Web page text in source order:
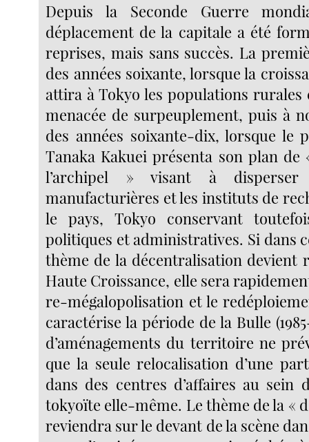
Depuis la Seconde Guerre
déplacement de la capitale a été
reprises, mais sans succès. La
des années soixante, lorsque la
attira à Tokyo les populations
menacée de surpeuplement, puis à
des années soixante-dix, lorsque le
Tanaka Kakuei présenta son plan de
l’archipel » visant à disperser
manufacturières et les instituts de
le pays, Tokyo conservant
politiques et administratives. Si dans
thème de la décentralisation devient
Haute Croissance, elle sera
re-mégalopolisation et le
caractérise la période de la Bulle
d’aménagements du territoire ne
que la seule relocalisation d’une
dans des centres d’affaires au sein
tokyoïte elle-même. Le thème de la «
reviendra sur le devant de la scène